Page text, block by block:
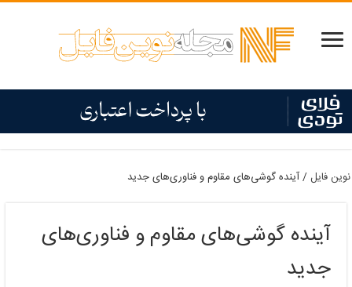
نوین فایل/آینده گوشی‌های مقاوم و فناوری‌های جدید
آینده گوشی‌های مقاوم و فناوری‌های
جدید